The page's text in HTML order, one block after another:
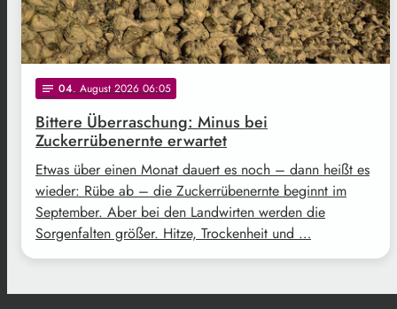
notes 04. August 2026 06:05
Bittere Überraschung: Minus bei
Zuckerrübenernte erwartet
Etwas über einen Monat dauert es noch – dann heißt es
wieder: Rübe ab – die Zuckerrübenernte beginnt im
September. Aber bei den Landwirten werden die
Sorgenfalten größer. Hitze, Trockenheit und …